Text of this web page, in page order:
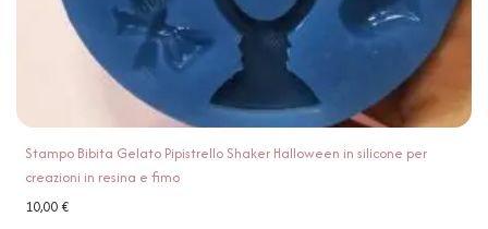
Stampo Bibita Gelato Pipistrello Shaker Halloween in silicone per
creazioni in resina e fimo
10,00€